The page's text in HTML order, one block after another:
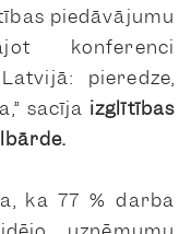
piedāvājumu
konferenci
pieredze,
sacīja izglītības
ka 77 % darba